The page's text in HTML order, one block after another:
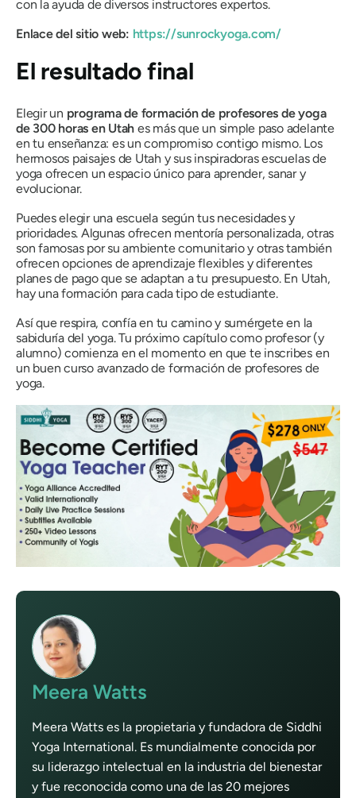
con la ayuda de diversos instructores expertos.
Enlace del sitio web: https://sunrockyoga.com/
El resultado final
Elegir un programa de formación de profesores de yoga
de 300 horas en Utah es más que un simple paso adelante
en tu enseñanza: es un compromiso contigo mismo. Los
hermosos paisajes de Utah y sus inspiradoras escuelas de
yoga ofrecen un espacio único para aprender, sanar y
evolucionar.
Puedes elegir una escuela según tus necesidades y
prioridades. Algunas ofrecen mentoría personalizada, otras
son famosas por su ambiente comunitario y otras también
ofrecen opciones de aprendizaje flexibles y diferentes
planes de pago que se adaptan a tu presupuesto. En Utah,
hay una formación para cada tipo de estudiante.
Así que respira, confía en tu camino y sumérgete en la
sabiduría del yoga. Tu próximo capítulo como profesor (y
alumno) comienza en el momento en que te inscribes en
un buen curso avanzado de formación de profesores de
yoga.
Meera Watts
Meera Watts es la propietaria y fundadora de Siddhi
Yoga International. Es mundialmente conocida por
su liderazgo intelectual en la industria del bienestar
y fue reconocida como una de las 20 mejores